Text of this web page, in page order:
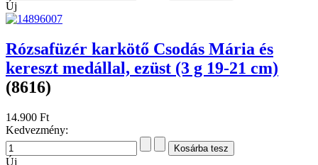
Új
Rózsafüzér karkötő Csodás Mária és
kereszt medállal, ezüst (3 g 19-21 cm)
(8616)
14.900 Ft
Kedvezmény:
Új